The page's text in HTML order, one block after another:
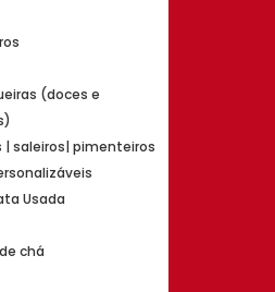
(doces e
| saleiros| pimenteiros
Usada
chá